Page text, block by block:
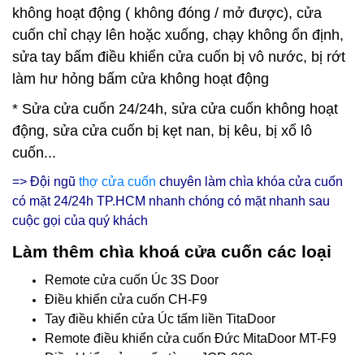
không hoạt động ( không đóng / mở được), cửa
cuốn chỉ chạy lên hoặc xuống, chạy không ổn định,
sửa tay bấm điều khiển cửa cuốn bị vô nước, bị rớt
làm hư hỏng bấm cửa không hoạt động
* Sửa cửa cuốn 24/24h, sửa cửa cuốn không hoạt
động, sửa cửa cuốn bị kẹt nan, bị kêu, bị xổ lô
cuốn...
=> Đội ngũ thợ cửa cuốn chuyên làm chìa khóa cửa cuốn
có mặt 24/24h TP.HCM nhanh chóng có mặt nhanh sau
cuộc gọi của quý khách
Làm thêm chìa khoá cửa cuốn các loại
Remote cửa cuốn Úc 3S Door
Điều khiển cửa cuốn CH-F9
Tay điều khiển cửa Úc tấm liền TitaDoor
Remote điều khiển cửa cuốn Đức MitaDoor MT-F9